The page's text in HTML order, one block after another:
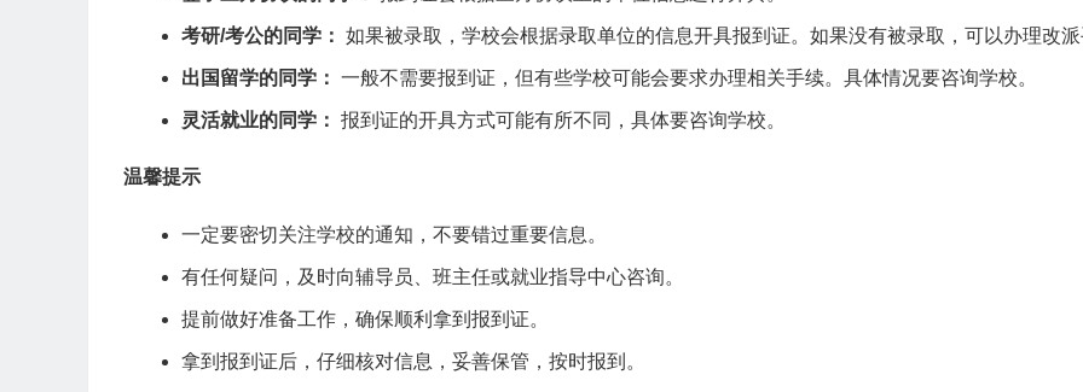
考研/考公的同学： 如果被录取，学校会根据录取单位的信息开具报到证。如果没有被录取，可以办理改
出国留学的同学： 一般不需要报到证，但有些学校可能会要求办理相关手续。具体情况要咨询学校。
灵活就业的同学： 报到证的开具方式可能有所不同，具体要咨询学校。
温馨提示
一定要密切关注学校的通知，不要错过重要信息。
有任何疑问，及时向辅导员、班主任或就业指导中心咨询。
提前做好准备工作，确保顺利拿到报到证。
拿到报到证后，仔细核对信息，妥善保管，按时报到。